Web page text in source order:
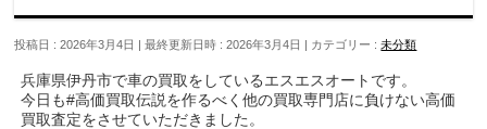
投稿日 : 2026年3月4日 最終更新日時 : 2026年3月4日 カテゴリー :未分類
兵庫県伊丹市で車の買取をしているエスエスオートです。
今日も#高価買取伝説を作るべく他の買取専門店に負けない高価
買取査定をさせていただきました。